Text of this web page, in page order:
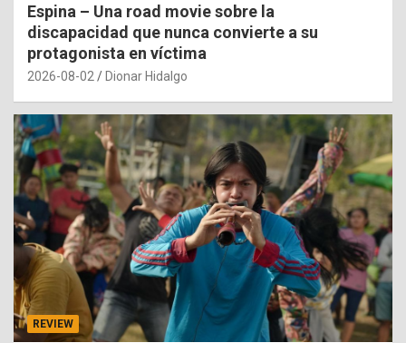
Espina – Una road movie sobre la
discapacidad que nunca convierte a su
protagonista en víctima
2026-08-02 Dionar Hidalgo
REVIEW